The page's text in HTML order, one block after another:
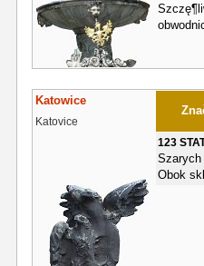
Katowice
Katovice
123
Szarych
Obok